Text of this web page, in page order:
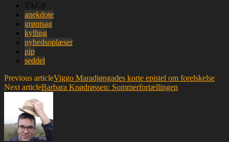
TAGS
anekdote
grøntsag
kylling
nyhedsoplæser
pip
seddel
Previous articleViggo Maradjøngades korte epistel om forelskelse
Next articleBarbara Knødrøssen: Sommerfortællingen